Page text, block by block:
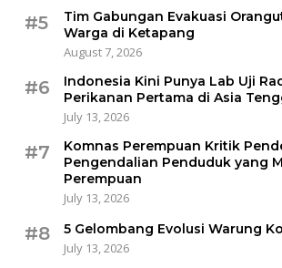
#5
Tim Gabungan Evakuasi
Warga di Ketapang
August 7, 2026
#6
Indonesia Kini Punya Lab Uji
Perikanan Pertama di Asia
July 13, 2026
#7
Komnas Perempuan Kritik
Pengendalian Penduduk yang
Perempuan
July 13, 2026
#8
5 Gelombang Evolusi Warung
July 13, 2026